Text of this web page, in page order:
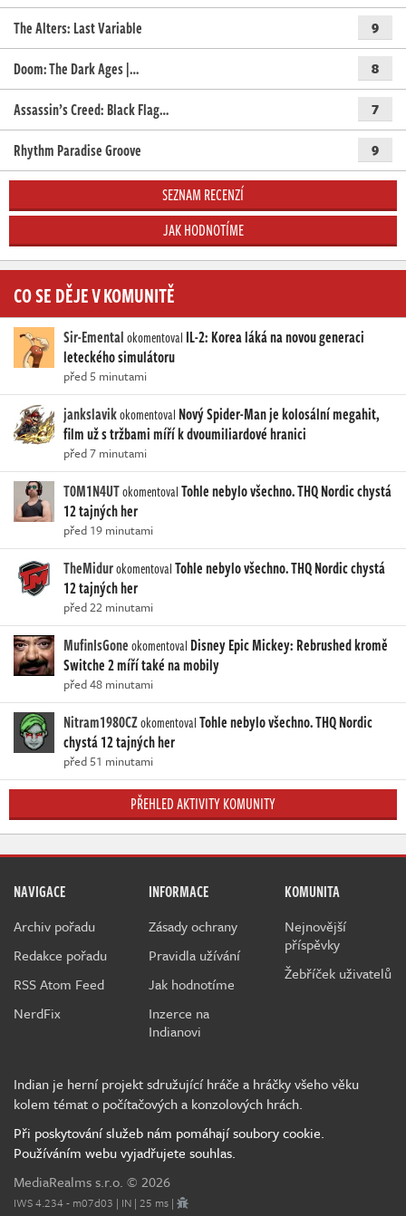
The Alters: Last Variable 9
Doom: The Dark Ages |… 8
Assassin’s Creed: Black Flag… 7
Rhythm Paradise Groove 9
SEZNAM RECENZÍ
JAK HODNOTÍME
CO SE DĚJE V KOMUNITĚ
Sir-Ementalokomentoval IL-2: Korea láká na novou generaci
leteckého simulátoru
před 5 minutami
jankslavikokomentoval Nový Spider-Man je kolosální megahit,
film už s tržbami míří k dvoumiliardové hranici
před 7 minutami
T0M1N4UTokomentovalTohle nebylo všechno. THQ Nordic chystá
12 tajných her
před 19 minutami
TheMidurokomentovalTohle nebylo všechno. THQ Nordic chystá
12 tajných her
před 22 minutami
MufinIsGoneokomentoval Disney Epic Mickey: Rebrushed kromě
Switche 2 míří také na mobily
před 48 minutami
Nitram1980CZokomentovalTohle nebylo všechno. THQ Nordic
chystá 12 tajných her
před 51 minutami
PŘEHLED AKTIVITY KOMUNITY
NAVIGACE
Archiv pořadu
Redakce pořadu
RSS Atom Feed
NerdFix
INFORMACE
Zásady ochrany
Pravidla užívání
Jak hodnotíme
Inzerce na
Indianovi
KOMUNITA
Nejnovější
příspěvky
Žebříček uživatelů
Indian je herní projekt sdružující hráče a hráčky všeho věku
kolem témat o počítačových a konzolových hrách.
Při poskytování služeb nám pomáhají soubory cookie.
Používáním webu vyjadřujete souhlas.
MediaRealms s.r.o. © 2026
IWS 4.234 - m07d03 | IN | 25 ms |